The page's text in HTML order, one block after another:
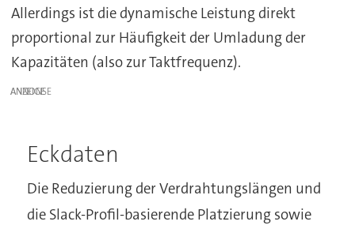
Allerdings ist die dynamische Leistung direkt
proportional zur Häufigkeit der Umladung der
Kapazitäten (also zur Taktfrequenz).
ANZEIGE
Eckdaten
Die Reduzierung der Verdrahtungslängen und
die Slack-Profil-basierende Platzierung sowie